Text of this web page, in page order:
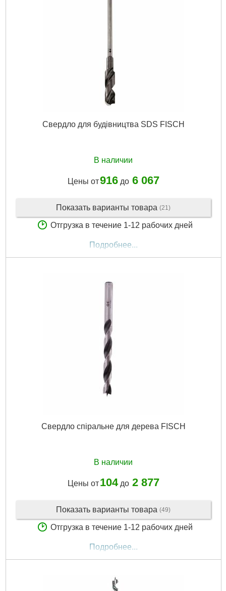
Свердло для будівництва SDS FISCH
В наличии
Цены от916до 6 067
Показать варианты товара (21)
Отгрузка в течение 1-12 рабочих дней
Подробнее...
Свердло спіральне для дерева FISCH
В наличии
Цены от 104до 2 877
Показать варианты товара (49)
Отгрузка в течение 1-12 рабочих дней
Подробнее...